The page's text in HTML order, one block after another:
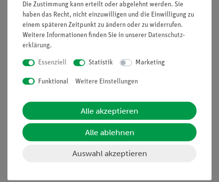
Funktion und Verwendung
Zum Nachweis der Resonanzabsorption und
Resonanzfluoreszenz.
Ausstattung und technische
Daten
Vakuumröhre mit Natriumfüllung, montiert auf
Trägerplatte mit Sichtfenster, einsetzbar in
Röhrenlänge: 170 mm.
Röhrendurchmesser: 42 mm.
Die Zustimmung kann erteilt oder abgelehnt werden. Sie
haben das Recht, nicht einzuwilligen und die Einwilligung zu
einem späteren Zeitpunkt zu ändern oder zu widerrufen.
Weitere Informationen finden Sie in unserer Daten­schutz­
erklärung.
Essenziell Statistik Marketing
Funktional Weitere Einstellungen
Alle akzeptieren
Alle ablehnen
Auswahl akzeptieren